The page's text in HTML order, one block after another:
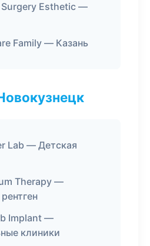
Esthetic —
Family — Казань
Lab — Детская
Therapy —
Implant —
клиники